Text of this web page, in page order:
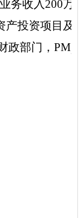
200万元及
资项目及所
部门，PM